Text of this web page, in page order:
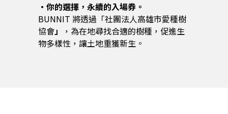
・你的選擇，永續的入場券。
BUNNIT 將透過「社團法人高雄市愛種樹
協會」
，為在地尋找合適的樹種，促進生
物多樣性，讓土地重獲新生。